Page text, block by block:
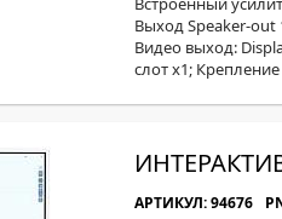
Выход Speaker-out
Видео выход:
слот х1; Крепление
АРТИКУЛ: 94676